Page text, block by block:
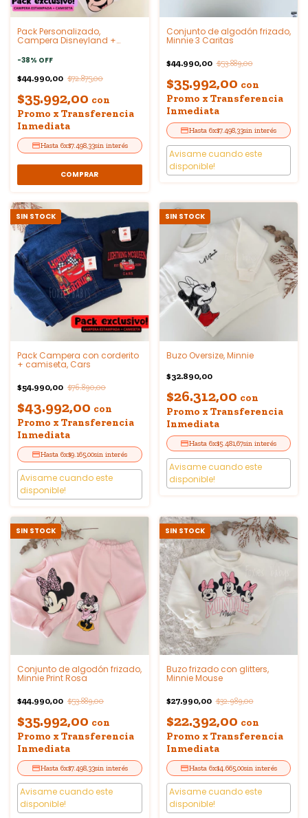
Pack Personalizado,
Campera Disneyland +
-38% OFF
$44.990,00 $72.875,00
$35.992,00 con
Promo x Transferencia
Inmediata
6x$7.498,33sin interés
COMPRAR
Conjunto de algodón frizado,
Minnie 3 Caritas
$44.990,00 $53.889,00
$35.992,00 con
Promo x Transferencia
Inmediata
6x$7.498,33sin interés
Avisame cuando este
disponible!
SIN STOCK
Pack Campera con corderito
+ camiseta, Cars
$54.990,00 $76.890,00
$43.992,00 con
Promo x Transferencia
Inmediata
6x$9.165,00sin interés
Avisame cuando este
disponible!
SIN STOCK
Buzo Oversize, Minnie
$32.890,00
$26.312,00 con
Promo x Transferencia
Inmediata
6x$5.481,67sin interés
Avisame cuando este
disponible!
SIN STOCK
Conjunto de algodón frizado,
Minnie Print Rosa
$44.990,00 $53.889,00
$35.992,00 con
Promo x Transferencia
Inmediata
6x$7.498,33sin interés
Avisame cuando este
disponible!
SIN STOCK
Buzo frizado con glitters,
Minnie Mouse
$27.990,00 $32.989,00
$22.392,00 con
Promo x Transferencia
Inmediata
6x$4.665,00sin interés
Avisame cuando este
disponible!